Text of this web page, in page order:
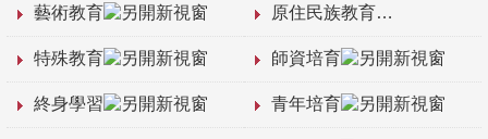
藝術教育 原住民族教育
特殊教育 師資培育
終身學習 青年培育